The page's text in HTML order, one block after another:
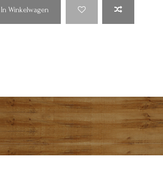
In Winkelwagen